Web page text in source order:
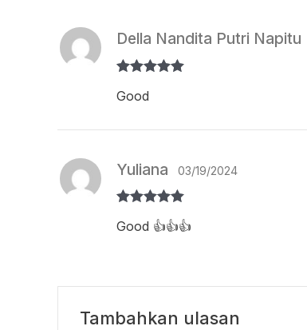
5
Della Nandita Putri Napitu
Good
5
Yuliana 03/19/2024
Good 👍👍👍
Tambahkan ulasan